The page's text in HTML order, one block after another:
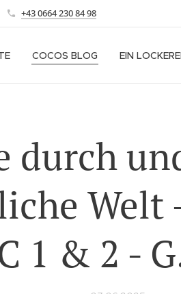
+43 0664 230 84 98
COCOS BLOG EIN
durch
Welt
1 & 2 -